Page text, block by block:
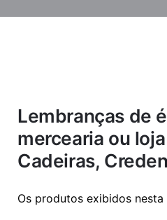
Lembranças de
mercearia ou
Cadeiras,
Os produtos exibidos